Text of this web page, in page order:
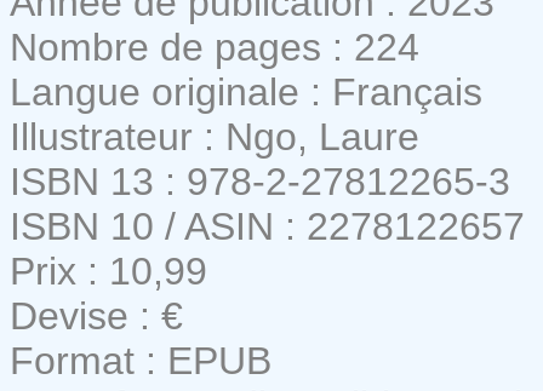
Nombre de pages : 224
Langue originale : Français
Illustrateur : Ngo, Laure
ISBN 13 : 978-2-27812265-3
ISBN 10 / ASIN : 2278122657
Prix : 10,99
Devise : €
Format : EPUB